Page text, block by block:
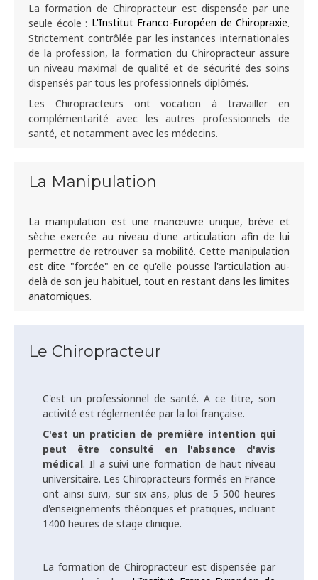
La formation de Chiropracteur est dispensée par une
seule école : L'Institut Franco-Européen de Chiropraxie.
Strictement contrôlée par les instances internationales
de la profession, la formation du Chiropracteur assure
un niveau maximal de qualité et de sécurité des soins
dispensés par tous les professionnels diplômés.
Les Chiropracteurs ont vocation à travailler en
complémentarité avec les autres professionnels de
santé, et notamment avec les médecins.
La Manipulation
La manipulation est une manœuvre unique, brève et
sèche exercée au niveau d'une articulation afin de lui
permettre de retrouver sa mobilité. Cette manipulation
est dite "forcée" en ce qu'elle pousse l'articulation au-
delà de son jeu habituel, tout en restant dans les limites
anatomiques.
Le Chiropracteur
C'est un professionnel de santé. A ce titre, son
activité est réglementée par la loi française.
C'est un praticien de première intention qui
peut être consulté en l'absence d'avis
médical. Il a suivi une formation de haut niveau
universitaire. Les Chiropracteurs formés en France
ont ainsi suivi, sur six ans, plus de 5 500 heures
d'enseignements théoriques et pratiques, incluant
1400 heures de stage clinique.
La formation de Chiropracteur est dispensée par